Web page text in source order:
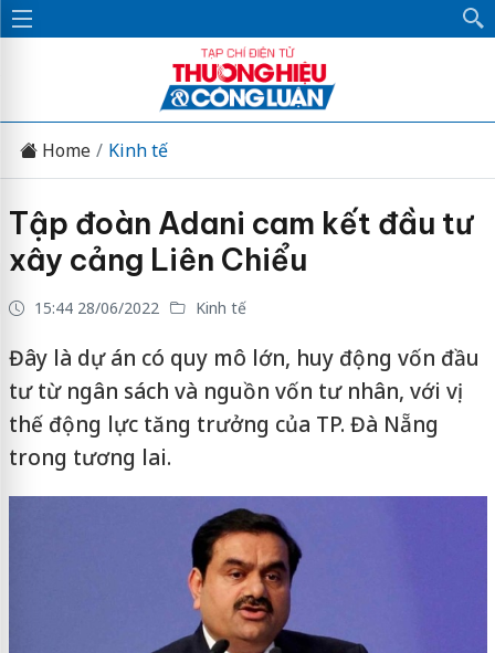
Home Kinh tế
Tập đoàn Adani cam kết đầu tư
xây cảng Liên Chiểu
15:44 28/06/2022 Kinh tế
Đây là dự án có quy mô lớn, huy động vốn đầu
tư từ ngân sách và nguồn vốn tư nhân, với vị
thế động lực tăng trưởng của TP. Đà Nẵng
trong tương lai.